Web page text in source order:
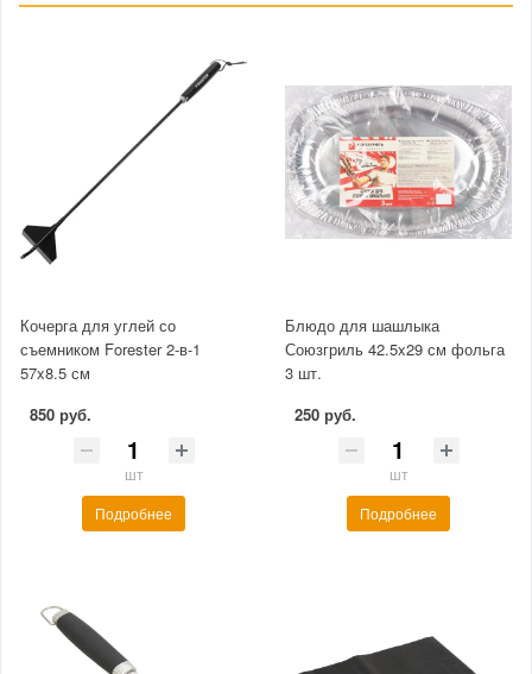
Кочерга для углей со
съемником Forester 2-в-1
57x8.5 см
850 руб.
шт
Подробнее
Блюдо для шашлыка
Союзгриль 42.5x29 см фольга
3 шт.
250 руб.
шт
Подробнее